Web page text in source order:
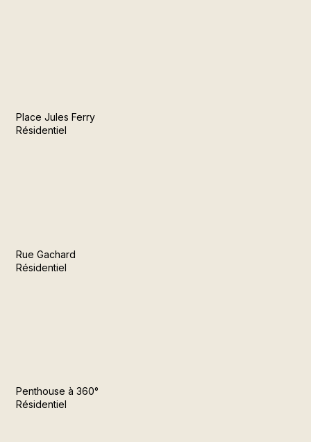
Place Jules Ferry
Résidentiel
Rue Gachard
Résidentiel
Penthouse à 360°
Résidentiel